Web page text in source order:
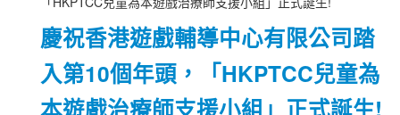
慶祝香港遊戲輔導中心有限公司踏
入第10個年頭，「HKPTCC兒童為
本遊戲治療師支援小組」正式誕生!